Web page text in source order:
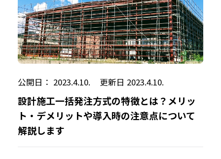
公開日： 2023.4.10. 更新日 2023.4.10.
設計施工一括発注方式の特徴とは？メリッ
ト・デメリットや導入時の注意点について
解説します